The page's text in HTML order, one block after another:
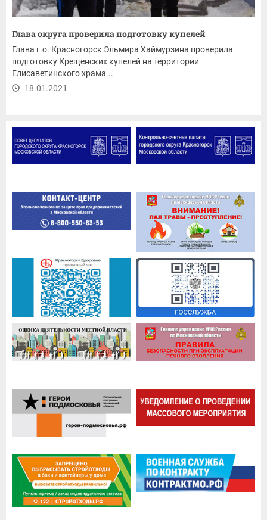
Глава округа проверила подготовку купелей
Глава г.о. Красногорск Эльмира Хаймурзина проверила
подготовку Крещенских купелей на территории
Елисаветинского храма...
18.01.2021